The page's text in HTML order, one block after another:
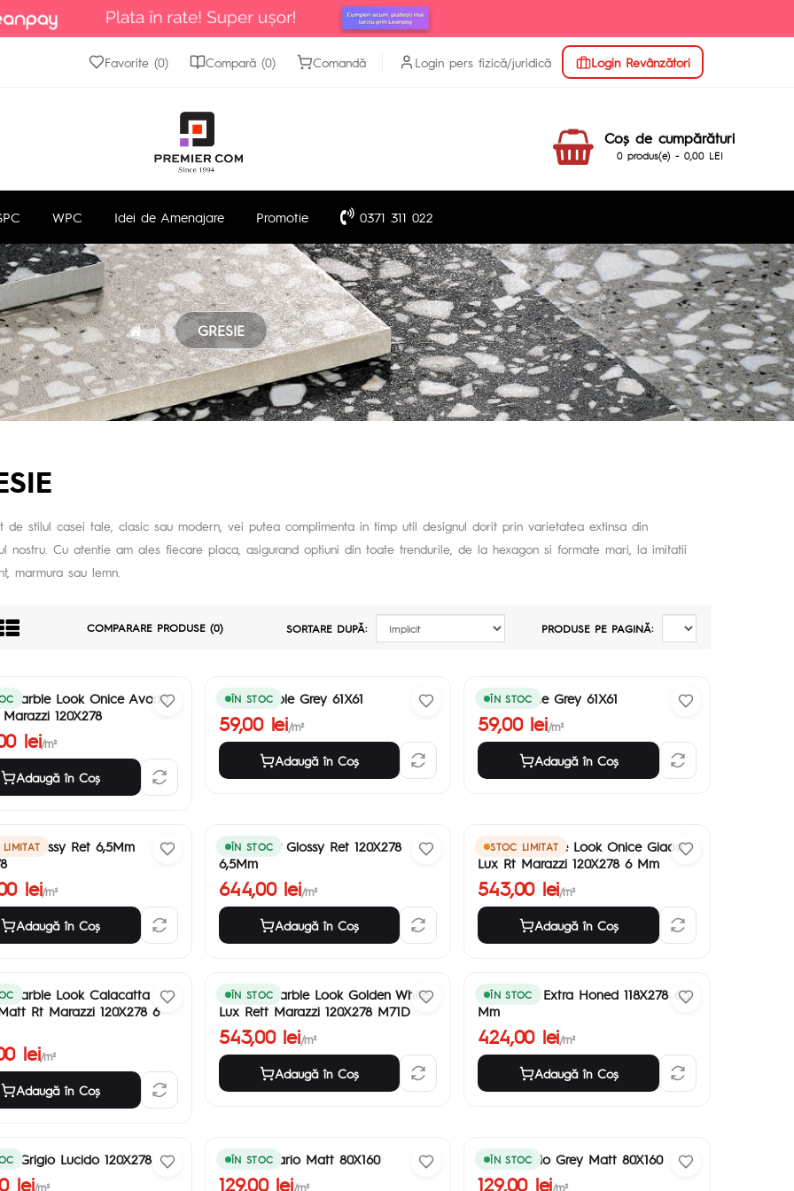
Login Revânzători
Login pers fizică/juridică
Favorite (0) Compară (0) Comandă
Coş de cumpărături
0 produs(e) - 0,00 LEI
WPC Idei de Amenajare Promotie 0371 311 022
GRESIE
de stilul casei tale, clasic sau modern, vei putea complimenta in timp util designul dorit prin varietatea extinsa din
nostru. Cu atentie am ales fiecare placa, asigurand optiuni din toate trendurile, de la hexagon si formate mari, la imitatii
marmura sau lemn.
COMPARARE PRODUSE (0) SORTARE DUPĂ: PRODUSE PE PAGINĂ:
Marble Look Onice Avorio
120X278
lei/m²
Adaugă în Coş
ÎN STOC
Hero Marble Grey 61X61
59,00 lei/m²
Adaugă în Coş
ÎN STOC
Hero Space Grey 61X61
59,00 lei/m²
Adaugă în Coş
Glossy Ret 6,5Mm
lei/m²
Adaugă în Coş
ÎN STOC
Gold River Glossy Ret 120X278
6,5Mm
644,00 lei/m²
Adaugă în Coş
STOC LIMITAT
Grande Marble Look Onice Giada
Lux Rt Marazzi 120X278 6 Mm
543,00 lei/m²
Adaugă în Coş
Marble Look Calacatta
Rt Marazzi 120X278 6
lei/m²
Adaugă în Coş
ÎN STOC
Grande Marble Look Golden White
Lux Rett Marazzi 120X278 M71D
543,00 lei/m²
Adaugă în Coş
ÎN STOC
Calacatta Extra Honed 118X278 6.5
Mm
424,00 lei/m²
Adaugă în Coş
Grigio Lucido 120X278
lei/m²
ÎN STOC
Fox Statuario Matt 80X160
129,00 lei/m²
ÎN STOC
Pietra Regio Grey Matt 80X160
129,00 lei/m²